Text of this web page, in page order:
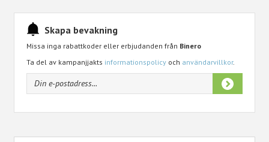
Skapa bevakning
Missa inga rabattkoder eller erbjudanden från Binero
Ta del av kampanjjakts informationspolicy och användarvillkor.